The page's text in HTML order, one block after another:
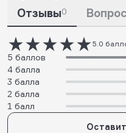
Отзывы0
5.0
5 баллов
4 балла
3 балла
2 балла
1 балл